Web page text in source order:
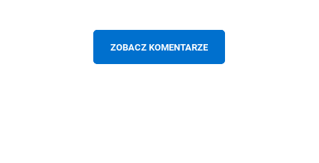
ZOBACZ KOMENTARZE